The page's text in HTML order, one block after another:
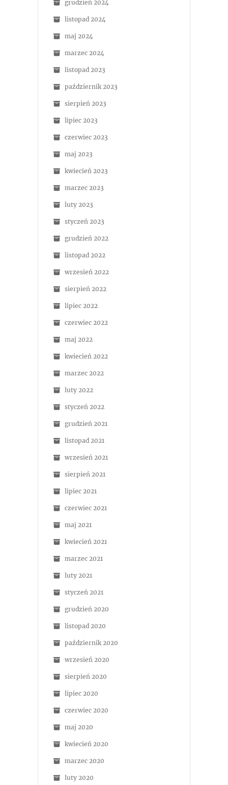
grudzień 2024
listopad 2024
maj 2024
marzec 2024
listopad 2023
październik 2023
sierpień 2023
lipiec 2023
czerwiec 2023
maj 2023
kwiecień 2023
marzec 2023
luty 2023
styczeń 2023
grudzień 2022
listopad 2022
wrzesień 2022
sierpień 2022
lipiec 2022
czerwiec 2022
maj 2022
kwiecień 2022
marzec 2022
luty 2022
styczeń 2022
grudzień 2021
listopad 2021
wrzesień 2021
sierpień 2021
lipiec 2021
czerwiec 2021
maj 2021
kwiecień 2021
marzec 2021
luty 2021
styczeń 2021
grudzień 2020
listopad 2020
październik 2020
wrzesień 2020
sierpień 2020
lipiec 2020
czerwiec 2020
maj 2020
kwiecień 2020
marzec 2020
luty 2020